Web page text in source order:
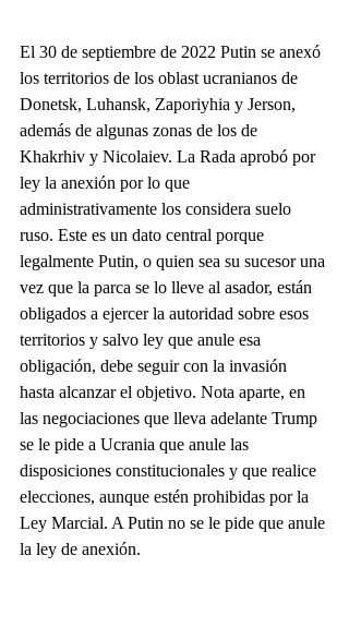
El 30 de septiembre de 2022 Putin se anexó
los territorios de los oblast ucranianos de
Donetsk, Luhansk, Zaporiyhia y Jerson,
además de algunas zonas de los de
Khakrhiv y Nicolaiev. La Rada aprobó por
ley la anexión por lo que
administrativamente los considera suelo
ruso. Este es un dato central porque
legalmente Putin, o quien sea su sucesor una
vez que la parca se lo lleve al asador, están
obligados a ejercer la autoridad sobre esos
territorios y salvo ley que anule esa
obligación, debe seguir con la invasión
hasta alcanzar el objetivo. Nota aparte, en
las negociaciones que lleva adelante Trump
se le pide a Ucrania que anule las
disposiciones constitucionales y que realice
elecciones, aunque estén prohibidas por la
Ley Marcial. A Putin no se le pide que anule
la ley de anexión.